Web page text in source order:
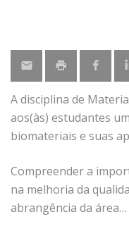
A disciplina de
aos(às) estudantes
biomateriais e suas
Compreender a
na melhoria da
abrangência da área